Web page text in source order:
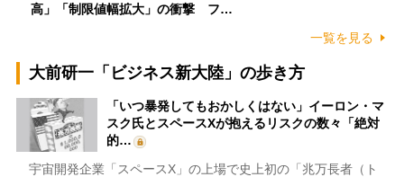
高」「制限値幅拡大」の衝撃 フ…
一覧を見る
大前研一「ビジネス新大陸」の歩き方
「いつ暴発してもおかしくはない」イーロン・マ
スク氏とスペースXが抱えるリスクの数々「絶対
的…
宇宙開発企業「スペースX」の上場で史上初の「兆万長者（ト